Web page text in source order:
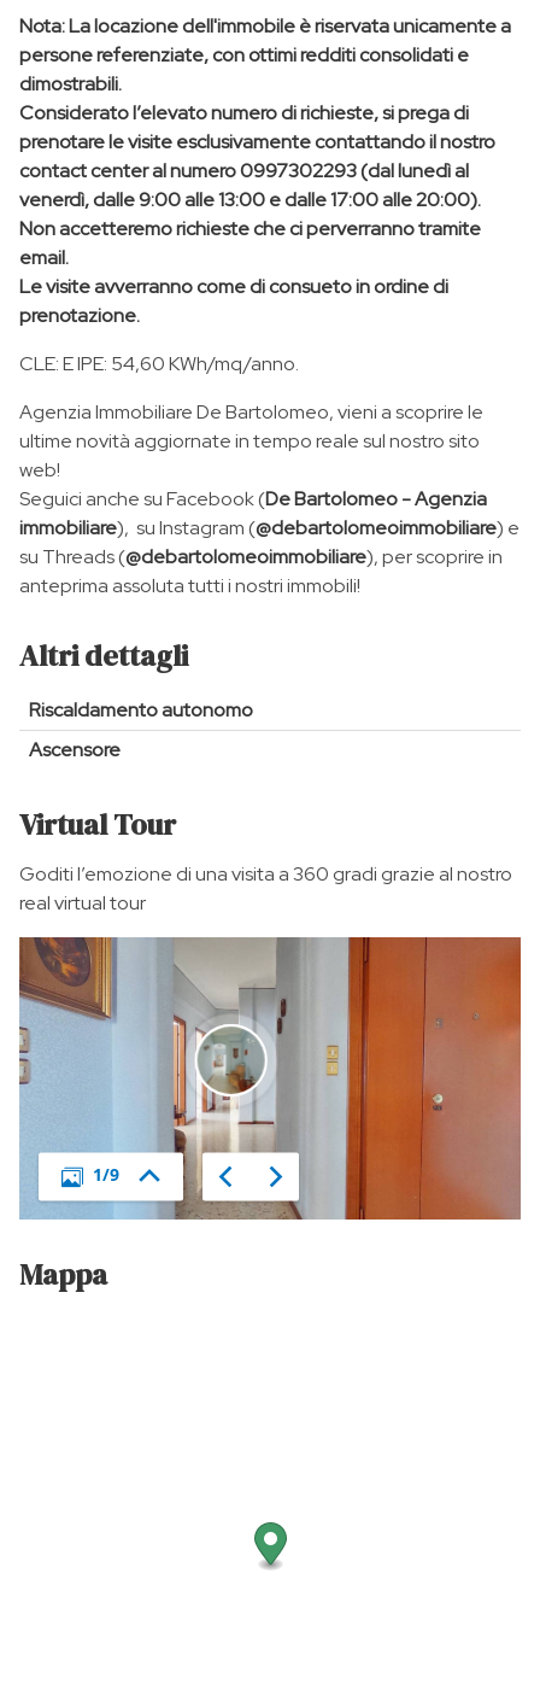
Nota:La locazione dell'immobile è riservata unicamente a
persone referenziate, con ottimi redditi consolidati e
dimostrabili.
Considerato l’elevato numero di richieste, si prega di
prenotare le visite esclusivamente contattando il nostro
contact center al numero 0997302293 (dal lunedì al
venerdì, dalle 9:00 alle 13:00 e dalle 17:00 alle 20:00).
Non accetteremo richieste che ci perverranno tramite
email.
Le visite avverranno come di consueto in ordine di
prenotazione.
CLE: E IPE: 54,60 KWh/mq/anno.
Agenzia Immobiliare De Bartolomeo, vieni a scoprire le
ultime novità aggiornate in tempo reale sul nostro sito
web!
Seguici anche su Facebook (De Bartolomeo - Agenzia
immobiliare), su Instagram (@debartolomeoimmobiliare) e
su Threads (@debartolomeoimmobiliare), per scoprire in
anteprima assoluta tutti i nostri immobili!
Altri dettagli
Riscaldamento autonomo
Ascensore
Virtual Tour
Goditi l’emozione di una visita a 360 gradi grazie al nostro
real virtual tour
Mappa